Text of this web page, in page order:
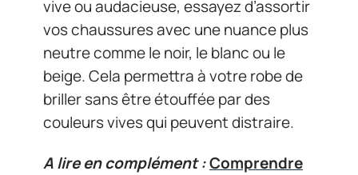
vive ou audacieuse, essayez d’assortir
vos chaussures avec une nuance plus
neutre comme le noir, le blanc ou le
beige. Cela permettra à votre robe de
briller sans être étouffée par des
couleurs vives qui peuvent distraire.
A lire en complément :Comprendre